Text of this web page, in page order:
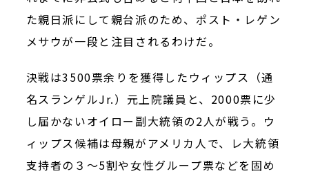
た親日派にして親台派のため、ポスト・レゲン
メサウが一段と注目されるわけだ。
決戦は3500票余りを獲得したウィップス（通
名スランゲルJr.）元上院議員と、 2000票に少
し届かないオイロー副大統領の2人が戦う。ウ
ィップス候補は母親がアメリカ人で、レ大統領
支持者の３～5割や女性グループ票などを固め